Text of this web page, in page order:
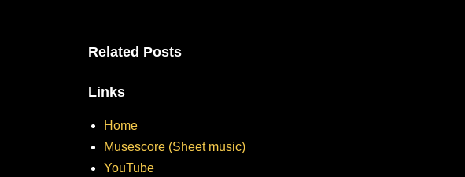
Related Posts
Links
Home
Musescore (Sheet music)
YouTube